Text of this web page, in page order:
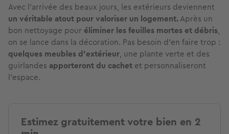
Avec l’arrivée des beaux jours, les extérieurs deviennent
un véritable atout pour valoriser un logement.Après un
bon nettoyage pour éliminer les feuilles mortes et débris,
on se lance dans la décoration. Pas besoin d’en faire trop :
quelques meubles d’extérieur, une plante verte et des
guirlandes apporteront du cachet et personnaliseront
l’espace.
Estimez gratuitement votre bien en 2